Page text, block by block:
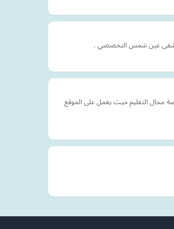
عين شمس التخصصي .
مجال التعليم حيث يعمل على الموقع